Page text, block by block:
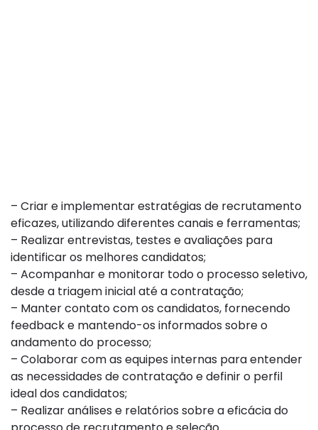
– Criar e implementar estratégias de recrutamento
eficazes, utilizando diferentes canais e ferramentas;
– Realizar entrevistas, testes e avaliações para
identificar os melhores candidatos;
– Acompanhar e monitorar todo o processo seletivo,
desde a triagem inicial até a contratação;
– Manter contato com os candidatos, fornecendo
feedback e mantendo-os informados sobre o
andamento do processo;
– Colaborar com as equipes internas para entender
as necessidades de contratação e definir o perfil
ideal dos candidatos;
– Realizar análises e relatórios sobre a eficácia do